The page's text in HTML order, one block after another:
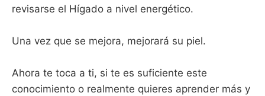
revisarse el Hígado a nivel energético.
Una vez que se mejora, mejorará su piel.
Ahora te toca a ti, si te es suficiente este
conocimiento o realmente quieres aprender más y